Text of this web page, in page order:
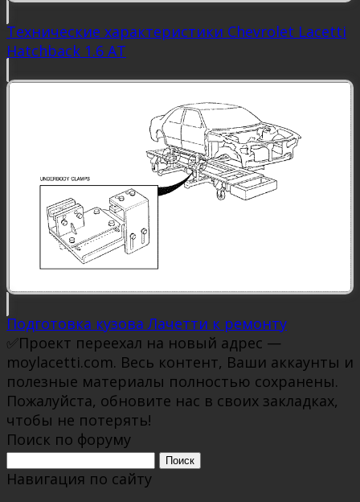
Технические характеристики Chevrolet Lacetti
Hatchback 1.6 AT
Подготовка кузова Лачетти к ремонту
✅Проект переехал на новый адрес —
moylacetti.com. Весь контент, Ваши аккаунты и
полезные материалы полностью сохранены.
Пожалуйста, обновите нас в своих закладках,
чтобы не потерять!
Поиск по форуму
Поиск:
Навигация по сайту